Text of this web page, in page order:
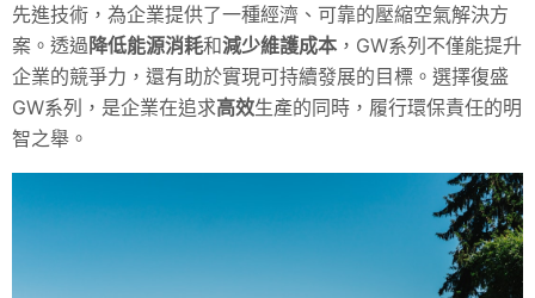
先進技術，為企業提供了一種經濟、可靠的壓縮空氣解決方
案。透過降低能源消耗和減少維護成本 ，GW系列不僅能提升
企業的競爭力，還有助於實現可持續發展的目標。選擇復盛
GW系列，是企業在追求高效生產的同時，履行環保責任的明
智之舉。